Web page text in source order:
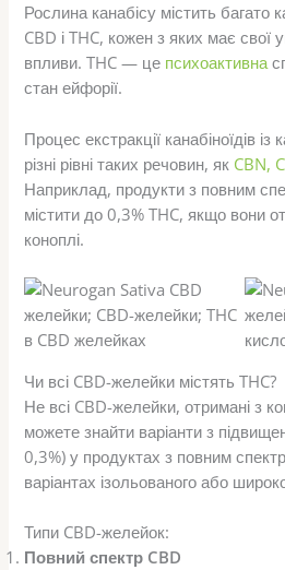
Рослина канабісу містить багато
CBD і THC, кожен з яких має свої
впливи. THC — це психоактивна
стан ейфорії.
Процес екстракції канабіноїдів
різні рівні таких речовин, як CBN,
Наприклад, продукти з повним
містити до 0,3% THC, якщо вони
коноплі.
Чи всі CBD-желейки містять THC?
Не всі CBD-желейки, отримані з
можете знайти варіанти з
0,3%) у продуктах з повним
варіантах ізольованого або
Типи CBD-желейок:
Повний спектр CBD